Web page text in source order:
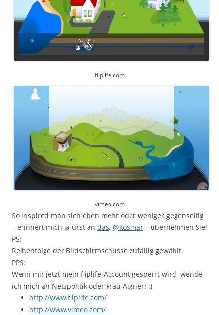
fliplife.com
vimeo.com
So inspired man sich eben mehr oder weniger gegenseitig
– erinnert mich ja urst an das. @kosmar – übernehmen Sie!
PS:
Reihenfolge der Bildschirmschüsse zufällig gewählt.
PPS:
Wenn mir jetzt mein fliplife-Account gesperrt wird, wende
ich mich an Netzpolitik oder Frau Aigner! :)
http://www.fliplife.com/
http://www.vimeo.com/